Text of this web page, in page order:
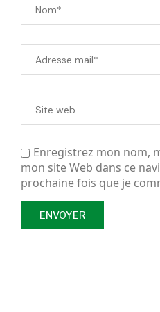
Enregistrez mon nom,
mon site Web dans ce
prochaine fois que je